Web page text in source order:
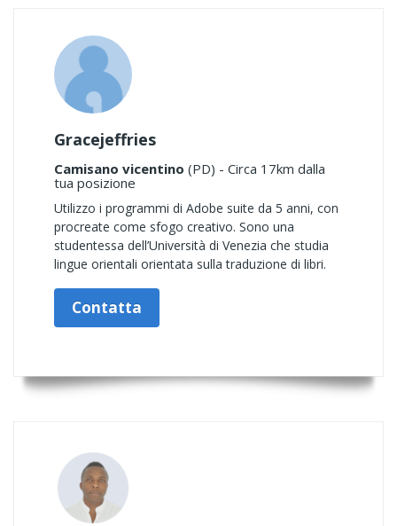
Gracejeffries
Camisano vicentino (PD) - Circa 17km dalla
tua posizione
Utilizzo i programmi di Adobe suite da 5 anni, con
procreate come sfogo creativo. Sono una
studentessa dell’Università di Venezia che studia
lingue orientali orientata sulla traduzione di libri.
Contatta